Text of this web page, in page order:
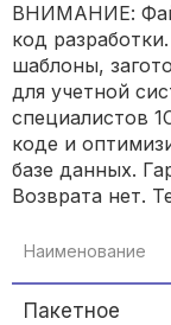
ВНИМАНИЕ:
код
шаблоны,
для учетной
специалистов
коде и
базе данных.
Возврата нет.
Наименование
Пакетное